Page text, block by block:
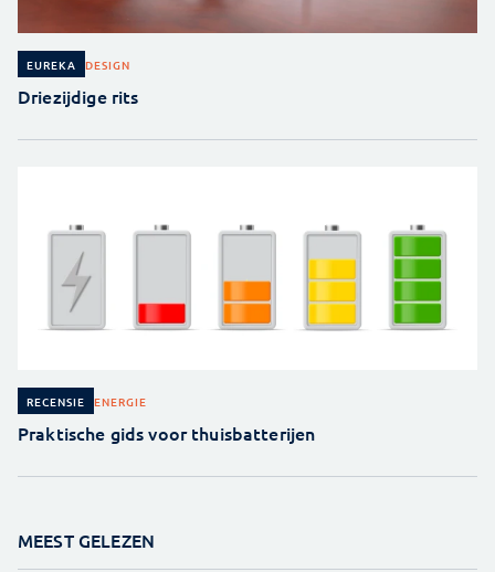
EUREKA DESIGN
Driezijdige rits
RECENSIE ENERGIE
Praktische gids voor thuisbatterijen
MEEST GELEZEN